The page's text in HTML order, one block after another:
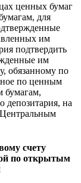
ценных бумаг
для
им
подтвердить
им
обязанному по
по ценным
бумагам,
депозитария, на
счету
по открытым